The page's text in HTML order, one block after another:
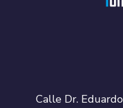
Calle Dr.